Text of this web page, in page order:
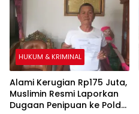
HUKUM & KRIMINAL
Alami Kerugian Rp175 Juta,
Muslimin Resmi Laporkan
Dugaan Penipuan ke Polda